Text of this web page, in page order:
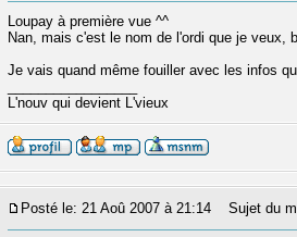
Loupay à première vue ^^
Nan, mais c'est le nom de l'ordi que je
Je vais quand même fouiller avec les infos
L'nouv qui devient L'vieux
Posté le: 21 Aoû 2007 à 21:14 Sujet du